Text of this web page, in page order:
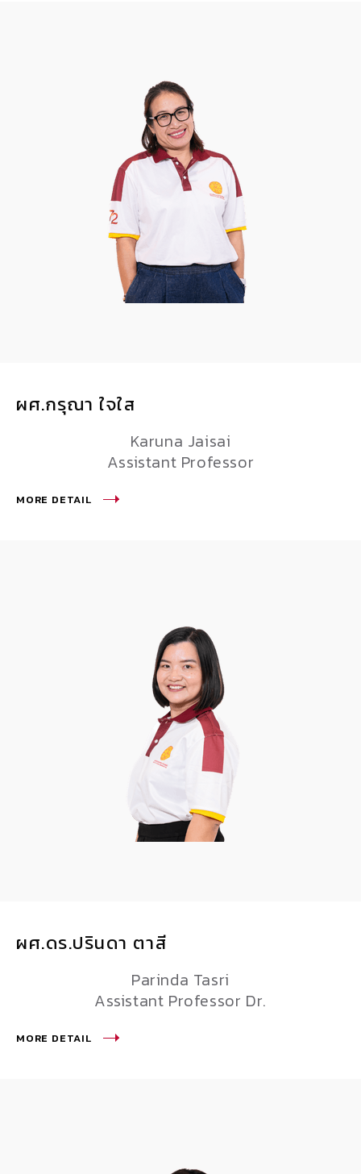
ผศ.กรุณา ใจใส
Karuna Jaisai
Assistant Professor
MORE DETAIL
ผศ.ดร.ปรินดา ตาสี
Parinda Tasri
Assistant Professor Dr.
MORE DETAIL